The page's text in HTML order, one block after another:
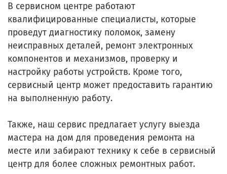
В сервисном центре работают
квалифицированные специалисты, которые
проведут диагностику поломок, замену
неисправных деталей, ремонт электронных
компонентов и механизмов, проверку и
настройку работы устройств. Кроме того,
сервисный центр может предоставить гарантию
на выполненную работу.
Также, наш сервис предлагает услугу выезда
мастера на дом для проведения ремонта на
месте или забирают технику к себе в сервисный
центр для более сложных ремонтных работ.